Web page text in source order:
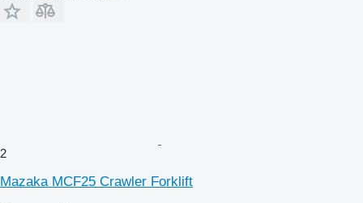
2
Mazaka MCF25 Crawler Forklift